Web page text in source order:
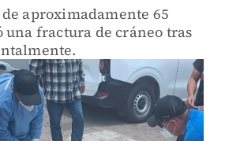
aproximadamente 65
una fractura de cráneo tras